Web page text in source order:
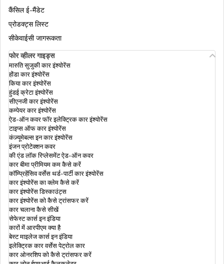
पासपोर्ट खो जाने पर क्या करें
भारत में डिप्लोमैटिक पासपोर्ट क्या है
भारत में दोहरी नागरिकता
पासपोर्ट को वैक्सीन सर्टिफ़िकेट से कैसे लिंक करें
कैंसिल ई-मैंडेट
प्रोडक्ट्स लिस्ट
सीकेवाईसी जागरूकता
फोर व्हीलर गाइड्स
मारुति सुजुकी कार इंश्योरेंस
होंडा कार इंश्योरेंस
किया कार इंश्योरेंस
हुंडई क्रेटा इंश्योरेंस
सीएनजी कार इंश्योरेंस
कम्पेयर कार इंश्योरेंस
ऐड-ऑन कवर फॉर इलेक्ट्रिक कार इंश्योरेंस
टाइप्स ऑफ कार इंश्योरेंस
कंज़्यूमेबल्स इन कार इंश्योरेंस
इंजन प्रोटेक्शन कवर
की एंड लॉक रिप्लेसमेंट ऐड-ऑन कवर
कार बीमा प्रीमियम कम कैसे करें
कॉम्प्रिहेंसिव वर्सेस थर्ड-पार्टी कार इंश्योरेंस
कार इंश्योरेंस का क्लेम कैसे करें
कार इंश्योरेंस डिस्काउंट्स
कार इंश्योरेंस को कैसे ट्रांसफर करें
कार चलाना कैसे सीखें
सेफेस्ट कार्स इन इंडिया
कारों में आरपीएम क्या है
बेस्ट माइलेज कार्स इन इंडिया
इलेक्ट्रिक कार वर्सेस पेट्रोल कार
कार ओनरशिप को कैसे ट्रांसफर करें